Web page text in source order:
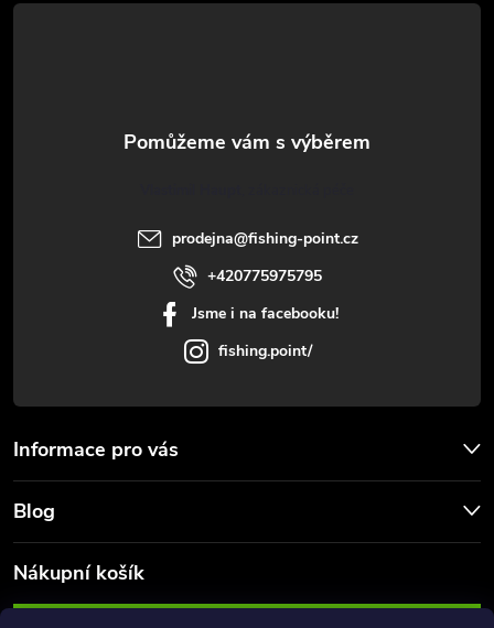
á
prodejna@fishing-point.cz
+420775975795
Jsme i na facebooku!
fishing.point/
Informace pro vás
Blog
Nákupní košík